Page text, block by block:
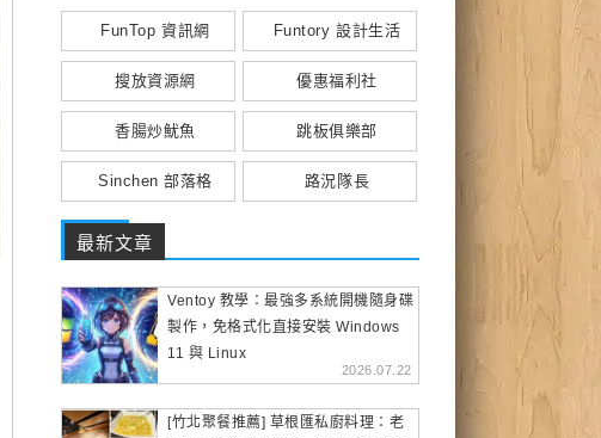
FunTop 資訊網 Funtory 設計生活
搜放資源網 優惠福利社
香腸炒魷魚 跳板俱樂部
Sinchen 部落格 路況隊長
最新文章
Ventoy 教學：最強多系統開機隨身碟
製作，免格式化直接安裝 Windows
11 與 Linux
2026.07.22
[竹北聚餐推薦] 草根匯私廚料理：老